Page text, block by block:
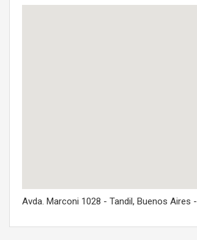
Avda. Marconi 1028 - Tandil, Buenos Aires -